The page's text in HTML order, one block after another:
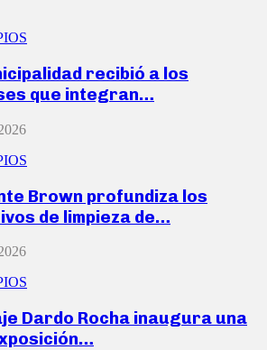
recibió a los
que integran…
Brown profundiza los
de limpieza de…
Dardo Rocha inaugura una